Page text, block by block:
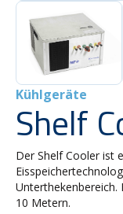
Kühlgeräte
Shelf
Der Shelf Cooler ist
Unterthekenbereich.
10 Metern.